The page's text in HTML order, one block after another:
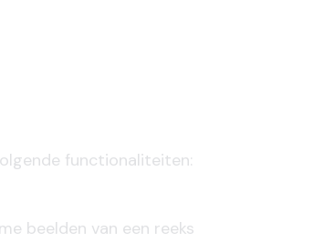
functionaliteiten:
beelden van een reeks